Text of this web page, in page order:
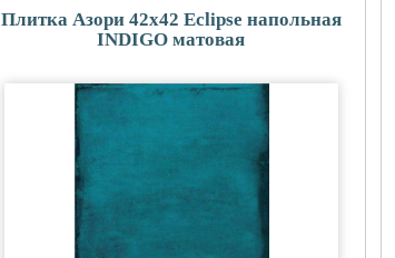
Плитка Азори 42x42 Eclipse напольная
INDIGO матовая